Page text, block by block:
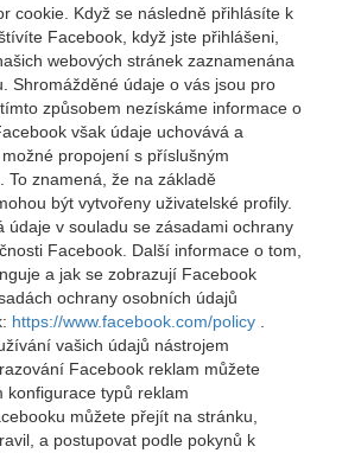
cookie. Když se následně přihlásíte k
Facebook, když jste přihlášeni,
webových stránek zaznamenána
Shromážděné údaje o vás jsou pro
způsobem nezískáme informace o
však údaje uchovává a
propojení s příslušným
To znamená, že na základě
být vytvořeny uživatelské profily.
údaje v souladu se zásadami ochrany
Facebook. Další informace o tom,
a jak se zobrazují Facebook
ochrany osobních údajů
https://www.facebook.com/policy
vašich údajů nástrojem
Facebook reklam můžete
konfigurace typů reklam
můžete přejít na stránku,
a postupovat podle pokynů k